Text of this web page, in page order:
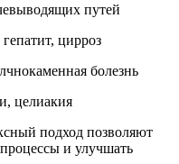
путей
цирроз
болезнь
целиакия
подход позволяют
и улучшать